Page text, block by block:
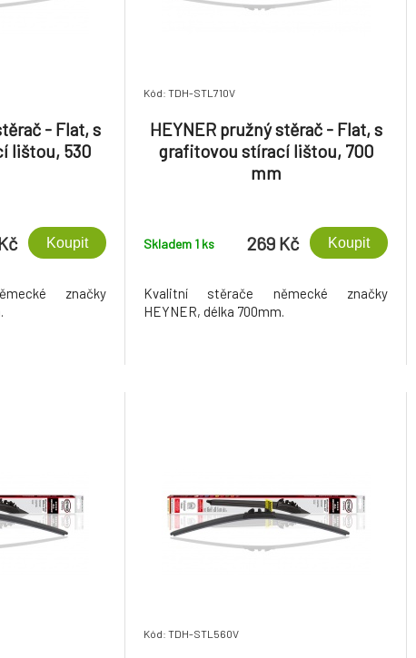
- Flat, s
lištou, 530
Koupit
značky
Kód: TDH-STL710V
HEYNER pružný stěrač - Flat, s
grafitovou stírací lištou, 700
mm
Skladem 1 ks 269 Kč Koupit
Kvalitní stěrače německé značky
HEYNER, délka 700mm.
Kód: TDH-STL560V